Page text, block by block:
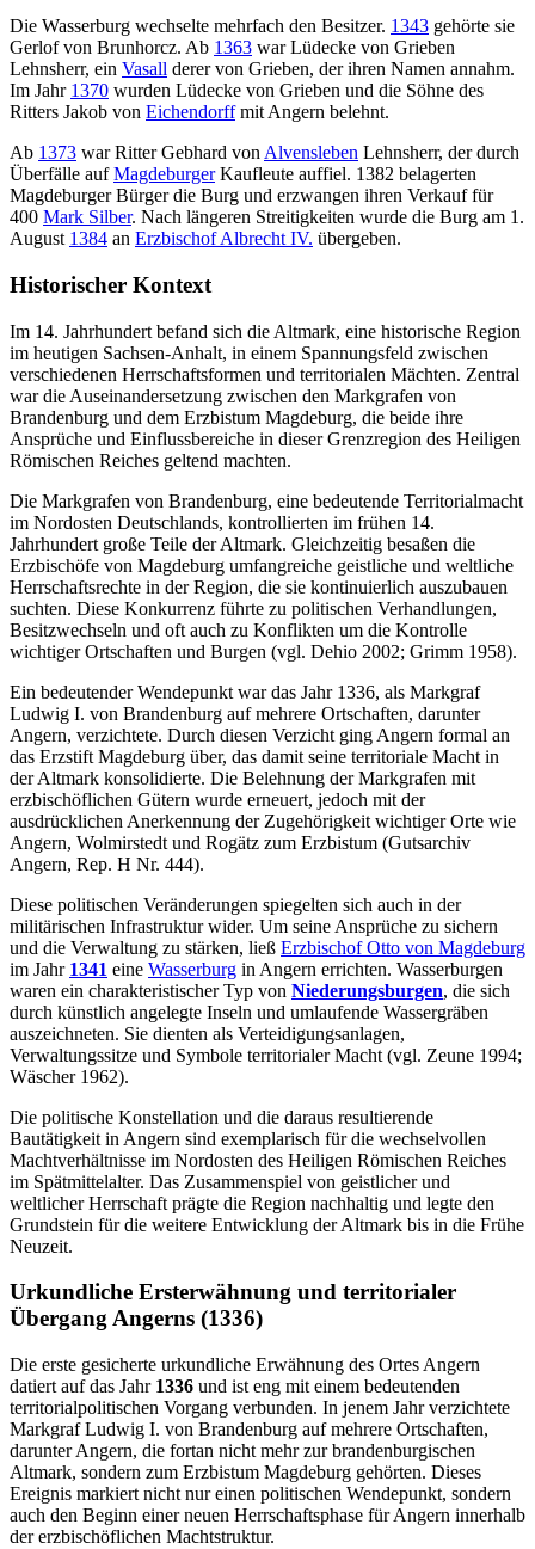
Die Wasserburg wechselte mehrfach den Besitzer. 1343 gehörte sie
Gerlof von Brunhorcz. Ab 1363 war Lüdecke von Grieben
Lehnsherr, ein Vasall derer von Grieben, der ihren Namen annahm.
Im Jahr 1370 wurden Lüdecke von Grieben und die Söhne des
Ritters Jakob von Eichendorffmit Angern belehnt.
Ab 1373 war Ritter Gebhard von Alvensleben Lehnsherr, der durch
Überfälle aufMagdeburgerKaufleute auffiel. 1382 belagerten
Magdeburger Bürger die Burg und erzwangen ihren Verkauf für
400 Mark Silber. Nach längeren Streitigkeiten wurde die Burg am 1.
August 1384 an Erzbischof Albrecht IV. übergeben.
Historischer Kontext
Im 14. Jahrhundert befand sich die Altmark, eine historische Region
im heutigen Sachsen-Anhalt, in einem Spannungsfeld zwischen
verschiedenen Herrschaftsformen und territorialen Mächten. Zentral
war die Auseinandersetzung zwischen den Markgrafen von
Brandenburg und dem Erzbistum Magdeburg, die beide ihre
Ansprüche und Einflussbereiche in dieser Grenzregion des Heiligen
Römischen Reiches geltend machten.
Die Markgrafen von Brandenburg, eine bedeutende Territorialmacht
im Nordosten Deutschlands, kontrollierten im frühen 14.
Jahrhundert große Teile der Altmark. Gleichzeitig besaßen die
Erzbischöfe von Magdeburg umfangreiche geistliche und weltliche
Herrschaftsrechte in der Region, die sie kontinuierlich auszubauen
suchten. Diese Konkurrenz führte zu politischen Verhandlungen,
Besitzwechseln und oft auch zu Konflikten um die Kontrolle
wichtiger Ortschaften und Burgen (vgl. Dehio 2002; Grimm 1958).
Ein bedeutender Wendepunkt war das Jahr 1336, als Markgraf
Ludwig I. von Brandenburg auf mehrere Ortschaften, darunter
Angern, verzichtete. Durch diesen Verzicht ging Angern formal an
das Erzstift Magdeburg über, das damit seine territoriale Macht in
der Altmark konsolidierte. Die Belehnung der Markgrafen mit
erzbischöflichen Gütern wurde erneuert, jedoch mit der
ausdrücklichen Anerkennung der Zugehörigkeit wichtiger Orte wie
Angern, Wolmirstedt und Rogätz zum Erzbistum (Gutsarchiv
Angern, Rep. H Nr. 444).
Diese politischen Veränderungen spiegelten sich auch in der
militärischen Infrastruktur wider. Um seine Ansprüche zu sichern
und die Verwaltung zu stärken, ließ Erzbischof Otto von Magdeburg
im Jahr 1341 eine Wasserburg in Angern errichten. Wasserburgen
waren ein charakteristischer Typ von Niederungsburgen, die sich
durch künstlich angelegte Inseln und umlaufende Wassergräben
auszeichneten. Sie dienten als Verteidigungsanlagen,
Verwaltungssitze und Symbole territorialer Macht (vgl. Zeune 1994;
Wäscher 1962).
Die politische Konstellation und die daraus resultierende
Bautätigkeit in Angern sind exemplarisch für die wechselvollen
Machtverhältnisse im Nordosten des Heiligen Römischen Reiches
im Spätmittelalter. Das Zusammenspiel von geistlicher und
weltlicher Herrschaft prägte die Region nachhaltig und legte den
Grundstein für die weitere Entwicklung der Altmark bis in die Frühe
Neuzeit.
Urkundliche Ersterwähnung und territorialer
Übergang Angerns (1336)
Die erste gesicherte urkundliche Erwähnung des Ortes Angern
datiert auf das Jahr 1336 und ist eng mit einem bedeutenden
territorialpolitischen Vorgang verbunden. In jenem Jahr verzichtete
Markgraf Ludwig I. von Brandenburg auf mehrere Ortschaften,
darunter Angern, die fortan nicht mehr zur brandenburgischen
Altmark, sondern zum Erzbistum Magdeburg gehörten. Dieses
Ereignis markiert nicht nur einen politischen Wendepunkt, sondern
auch den Beginn einer neuen Herrschaftsphase für Angern innerhalb
der erzbischöflichen Machtstruktur.